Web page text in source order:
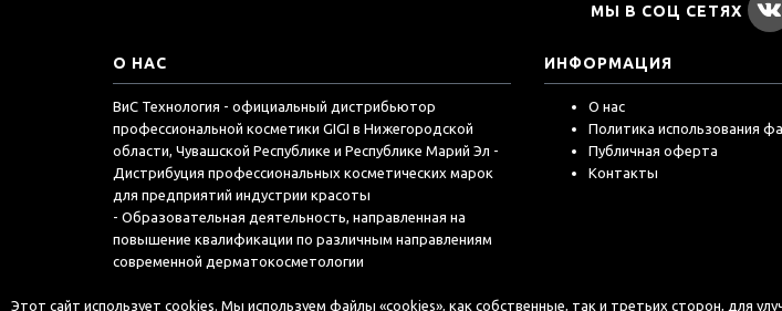
МЫ В СОЦ СЕТЯХ
О НАС
ВиС Технология - официальный дистрибьютор
профессиональной косметики GIGI в Нижегородской
области, Чувашской Республике и Республике Марий Эл -
Дистрибуция профессиональных косметических марок
для предприятий индустрии красоты
- Образовательная деятельность, направленная на
повышение квалификации по различным направлениям
современной дерматокосметологии
ИНФОРМАЦИЯ
О нас
Политика использования
Публичная оферта
Контакты
Этот сайт использует cookies. Мы используем файлы «cookies», как собственные, так и третьих сторон, для